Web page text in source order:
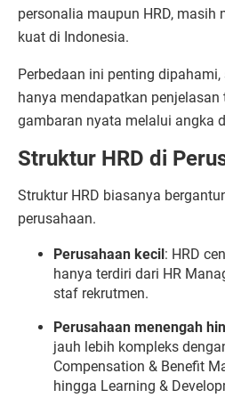
personalia maupun HRD, masih
kuat di Indonesia.
Perbedaan ini penting
hanya mendapatkan
gambaran nyata melalui angka
Struktur HRD di
Struktur HRD biasanya
perusahaan.
Perusahaan kecil: HRD
hanya terdiri dari HR
staf rekrutmen.
Perusahaan menengah
jauh lebih kompleks
Compensation & Benefit
hingga Learning &